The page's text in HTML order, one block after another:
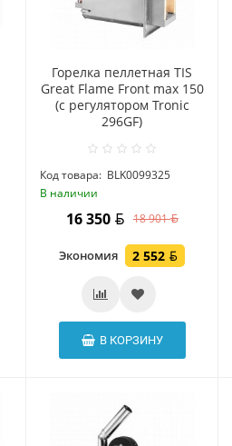
Горелка пеллетная TIS
Great Flame Front max 150
(c регулятором Tronic
296GF)
Код товара: BLK0099325
В наличии
16 350 18 901
Экономия 2 552
В КОРЗИНУ